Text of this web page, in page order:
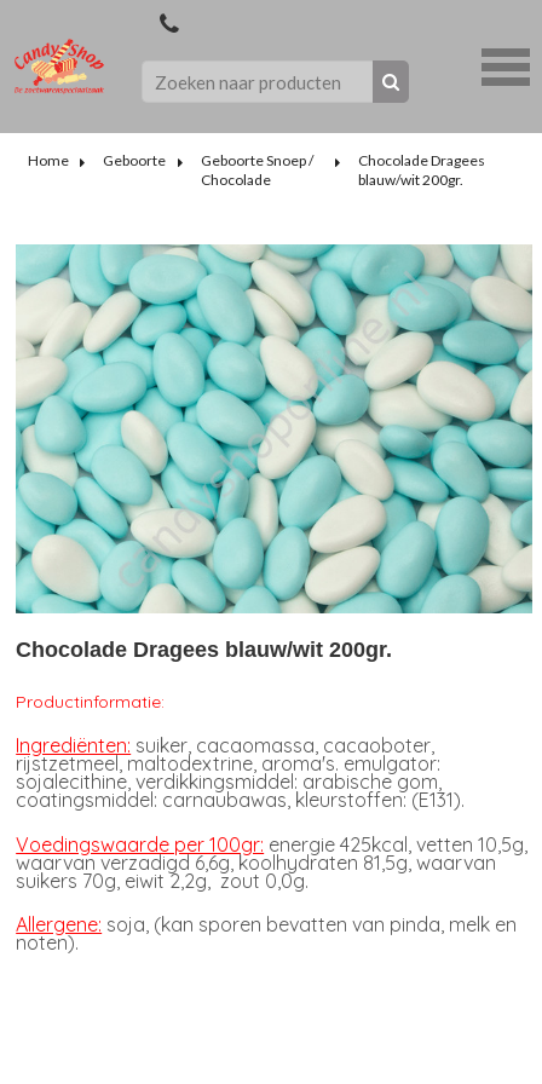
Home Geboorte
Geboorte Snoep /
Chocolade
Chocolade Dragees
blauw/wit 200gr.
Chocolade Dragees blauw/wit 200gr.
Productinformatie:
Ingrediënten: suiker, cacaomassa, cacaoboter,
rijstzetmeel, maltodextrine, aroma's. emulgator:
sojalecithine, verdikkingsmiddel: arabische gom,
coatingsmiddel: carnaubawas, kleurstoffen: (E131).
Voedingswaarde per 100gr: energie 425kcal, vetten 10,5g,
waarvan verzadigd 6,6g, koolhydraten 81,5g, waarvan
suikers 70g, eiwit 2,2g, zout 0,0g.
Allergene: soja, (kan sporen bevatten van pinda, melk en
noten).